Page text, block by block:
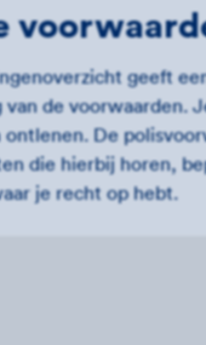
geeft
van de voorwaarden.
De
die hierbij horen,
je recht op hebt.